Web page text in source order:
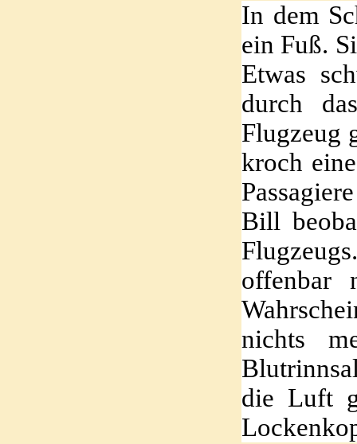
In dem
ein Fuß.
Etwas
durch
Flugzeug
kroch
Bill
offenbar
nichts
die Luft